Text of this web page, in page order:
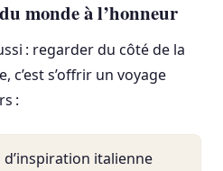
monde à l’honneur
: regarder du côté de la
c’est s’offrir un voyage
:
d’inspiration italienne